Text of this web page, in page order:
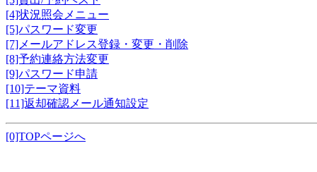
[4]状況照会メニュー
[5]パスワード変更
[7]メールアドレス登録・変更・削除
[8]予約連絡方法変更
[9]パスワード申請
[10]テーマ資料
[11]返却確認メール通知設定
[0]TOPページへ